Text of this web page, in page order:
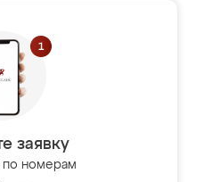
заявку
по номерам